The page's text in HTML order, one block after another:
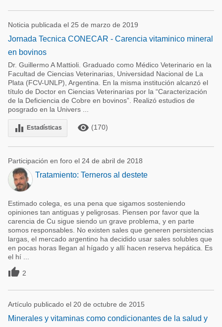
Noticia publicada el 25 de marzo de 2019
Jornada Tecnica CONECAR - Carencia vitaminico mineral
en bovinos
Dr. Guillermo A Mattioli. Graduado como Médico Veterinario en la
Facultad de Ciencias Veterinarias, Universidad Nacional de La
Plata (FCV-UNLP), Argentina. En la misma institución alcanzó el
título de Doctor en Ciencias Veterinarias por la “Caracterización
de la Deficiencia de Cobre en bovinos”. Realizó estudios de
posgrado en la Univers ...
equalizer Estadísticas remove_red_eye (170)
Participación en foro el 24 de abril de 2018
Tratamiento: Terneros al destete
Estimado colega, es una pena que sigamos sosteniendo
opiniones tan antiguas y peligrosas. Piensen por favor que la
carencia de Cu sigue siendo un grave problema, y en parte
somos responsables. No existen sales que generen persistencias
largas, el mercado argentino ha decidido usar sales solubles que
en pocas horas llegan al hígado y allí hacen reserva hepática. Es
el hí ...
 2
Artículo publicado el 20 de octubre de 2015
Minerales y vitaminas como condicionantes de la salud y